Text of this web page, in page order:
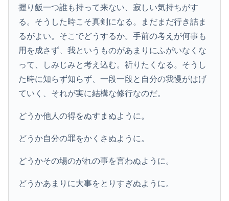
握り飯一つ誰も持って来ない、寂しい気持ちがす
る。そうした時こそ真剣になる。まだまだ行き詰ま
るがよい。そこでどうするか。手前の考えが何事も
用を成さず、我というものがあまりにふがいなくな
って、しみじみと考え込む。祈りたくなる。そうし
た時に知らず知らず、一段一段と自分の我慢がはげ
ていく、それが実に結構な修行なのだ。
どうか他人の得をぬすまぬように。
どうか自分の罪をかくさぬように。
どうかその場のがれの事を言わぬように。
どうかあまりに大事をとりすぎぬように。